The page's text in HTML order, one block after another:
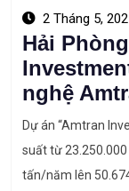
2 Tháng 5,
Hải
nghệ
Dự án “Amtran
suất từ
tấn/năm lên